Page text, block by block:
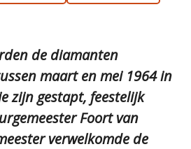
de diamanten
maart en mei 1964 in
zijn gestapt, feestelijk
Foort van
verwelkomde de